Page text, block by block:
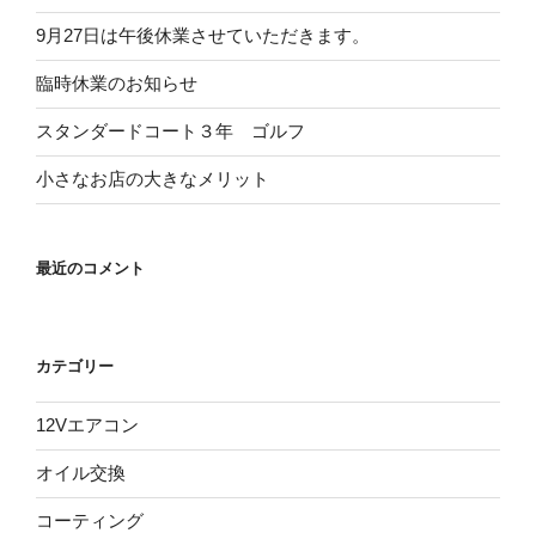
9月27日は午後休業させていただきます。
臨時休業のお知らせ
スタンダードコート３年 ゴルフ
小さなお店の大きなメリット
最近のコメント
カテゴリー
12Vエアコン
オイル交換
コーティング